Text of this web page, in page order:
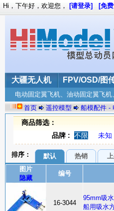
大疆无人机 FPV/OSD/图
Hi，下午好，欢迎您， [请登录] [免
电动固定翼飞机、油动固定翼飞
首页
遥控模型 船模配件 -
商品筛选：
品牌 : 不限 未知
排序： 默认 热销
图片
隐藏
编号
16-3044
95mm吸
船用吸水